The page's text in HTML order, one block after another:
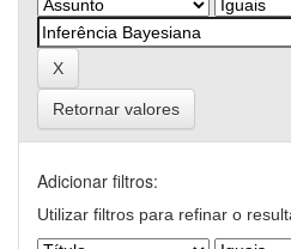
Retornar valores
Adicionar filtros:
Utilizar filtros para refinar o